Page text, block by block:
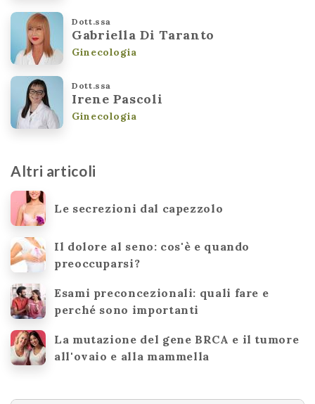
Dott.ssa
Gabriella Di Taranto
Ginecologia
Dott.ssa
Irene Pascoli
Ginecologia
Altri articoli
Le secrezioni dal capezzolo
Il dolore al seno: cos'è e quando
preoccuparsi?
Esami preconcezionali: quali fare e
perché sono importanti
La mutazione del gene BRCA e il tumore
all'ovaio e alla mammella